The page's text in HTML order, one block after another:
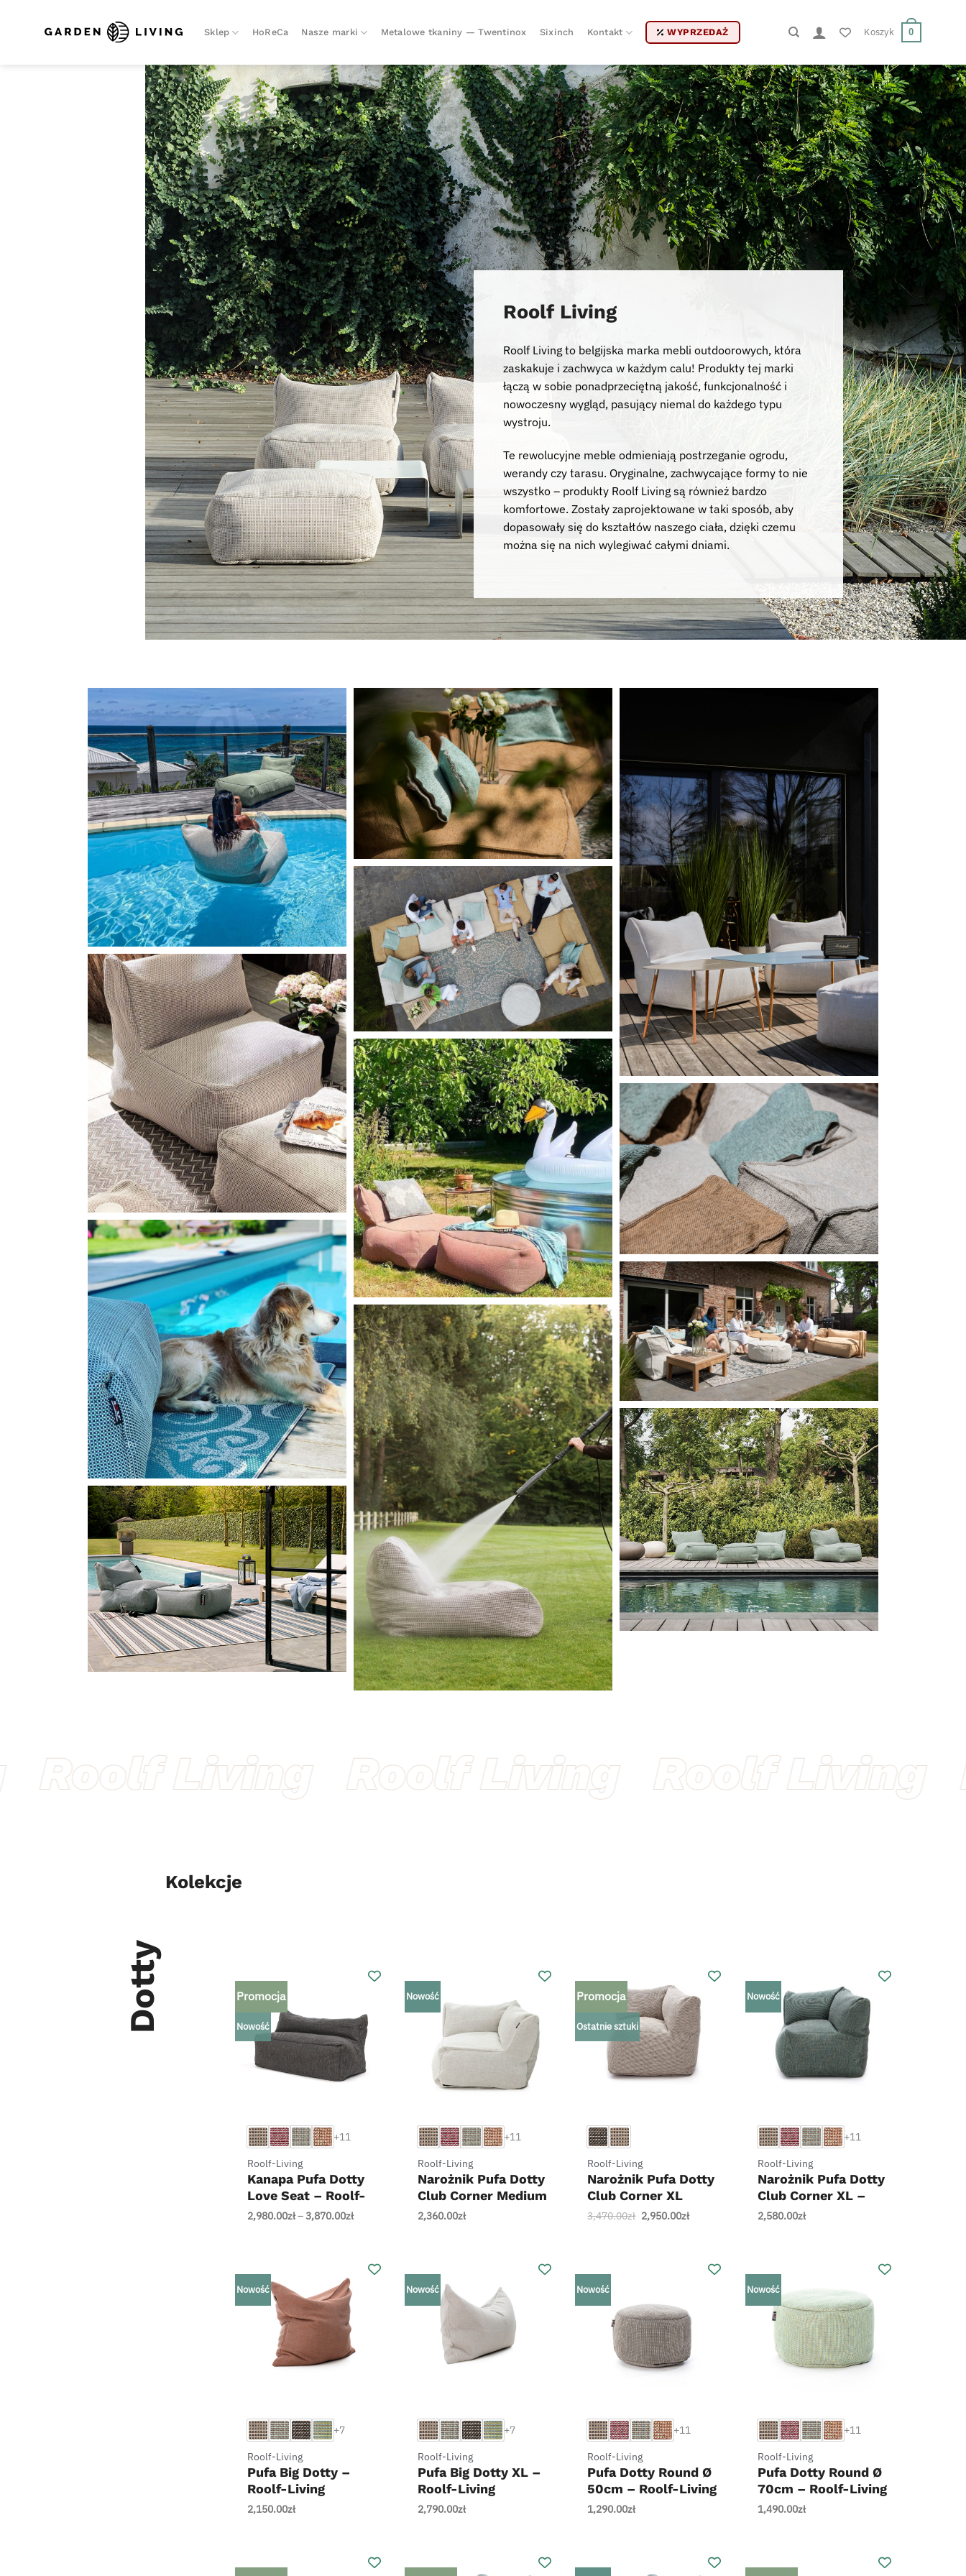
Sklep HoReCa Nasze marki Metalowe tkaniny — Twentinox Sixinch Kontakt WYPRZEDAŻ Koszyk 0
Roolf Living
Roolf Living to belgijska marka mebli outdoorowych, która
zaskakuje i zachwyca w każdym calu! Produkty tej marki
łączą w sobie ponadprzeciętną jakość, funkcjonalność i
nowoczesny wygląd, pasujący niemal do każdego typu
wystroju.
Te rewolucyjne meble odmieniają postrzeganie ogrodu,
werandy czy tarasu. Oryginalne, zachwycające formy to nie
wszystko – produkty Roolf Living są również bardzo
komfortowe. Zostały zaprojektowane w taki sposób, aby
dopasowały się do kształtów naszego ciała, dzięki czemu
można się na nich wylegiwać całymi dniami.
Kolekcje
Dotty Promocja
Nowość
+11
Roolf-Living
Kanapa Pufa Dotty
Love Seat – Roolf-
Living
2,980.00zł– 3,870.00złZakres
2,980.00zł
Nowość
+11
Roolf-Living
Narożnik Pufa Dotty
Club Corner Medium
– Roolf-Living
2,360.00zł
Promocja
Ostatnie sztuki
Roolf-Living
Narożnik Pufa Dotty
Club Corner XL
(EPS) – Roolf-Living
3,470.00zł Pierwotna
2,950.00złAktualna
2,950.00zł.
Nowość
+11
Roolf-Living
Narożnik Pufa Dotty
Club Corner XL –
Roolf-Living
2,580.00zł
Nowość
+7
Roolf-Living
Pufa Big Dotty –
Roolf-Living
2,150.00zł
Nowość
+7
Roolf-Living
Pufa Big Dotty XL –
Roolf-Living
2,790.00zł
Nowość
+11
Roolf-Living
Pufa Dotty Round Ø
50cm – Roolf-Living
1,290.00zł
Nowość
+11
Roolf-Living
Pufa Dotty Round Ø
70cm – Roolf-Living
1,490.00zł